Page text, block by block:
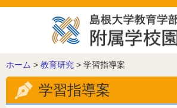
このページの本文へ
こ
の
ー
ホーム > 教育研究 > 学習指導案
学習指導案